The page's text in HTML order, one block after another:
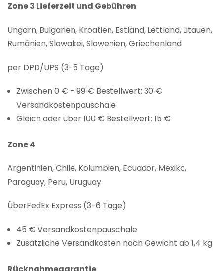
Zone 3 Lieferzeit und Gebühren
Ungarn, Bulgarien, Kroatien, Estland, Lettland, Litauen,
Rumänien, Slowakei, Slowenien, Griechenland
per DPD/UPS (3-5 Tage)
Zwischen 0 € - 99 € Bestellwert: 30 €
Versandkostenpauschale
Gleich oder über 100 € Bestellwert: 15 €
Zone 4
Argentinien, Chile, Kolumbien, Ecuador, Mexiko,
Paraguay, Peru, Uruguay
ÜberFedEx Express (3-6 Tage)
45 € Versandkostenpauschale
Zusätzliche Versandkosten nach Gewicht ab 1,4 kg